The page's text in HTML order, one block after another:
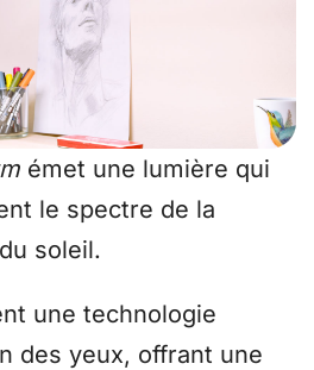
émet une lumière qui
le spectre de la
soleil.
une technologie
des yeux, offrant une